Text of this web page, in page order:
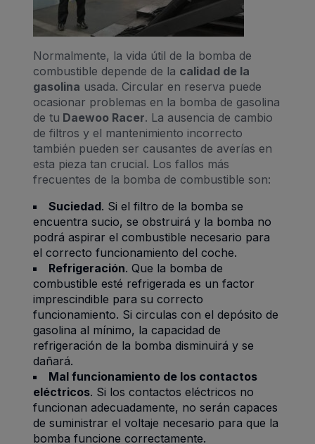
Normalmente, la vida útil de la bomba de
combustible depende de la calidad de la
gasolina usada. Circular en reserva puede
ocasionar problemas en la bomba de gasolina
de tu Daewoo Racer. La ausencia de cambio
de filtros y el mantenimiento incorrecto
también pueden ser causantes de averías en
esta pieza tan crucial. Los fallos más
frecuentes de la bomba de combustible son:
Suciedad. Si el filtro de la bomba se
encuentra sucio, se obstruirá y la bomba no
podrá aspirar el combustible necesario para
el correcto funcionamiento del coche.
Refrigeración. Que la bomba de
combustible esté refrigerada es un factor
imprescindible para su correcto
funcionamiento. Si circulas con el depósito de
gasolina al mínimo, la capacidad de
refrigeración de la bomba disminuirá y se
dañará.
Mal funcionamiento de los contactos
eléctricos. Si los contactos eléctricos no
funcionan adecuadamente, no serán capaces
de suministrar el voltaje necesario para que la
bomba funcione correctamente.